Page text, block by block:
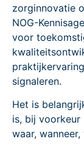
zorginnovatie
NOG-
voor
signaleren.
Het is
is, bij voorkeur
waar,